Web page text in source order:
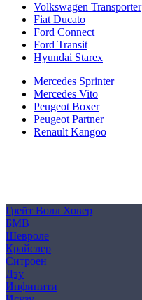
Volkswagen Transporter
Fiat Ducato
Ford Connect
Ford Transit
Hyundai Starex
Mercedes Sprinter
Mercedes Vito
Peugeot Boxer
Peugeot Partner
Renault Kangoo
Грейт Волл Ховер
БМВ
Шевроле
Крайслер
Ситроен
Дэу
Инфинити